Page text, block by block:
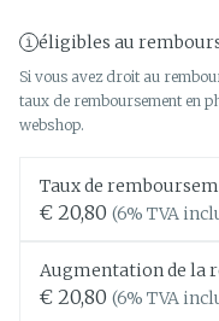
éligibles au
Si vous avez droit au
taux de remboursement en
webshop.
Taux de
€ 20,80 (6% TVA
Augmentation de la
€ 20,80 (6% TVA